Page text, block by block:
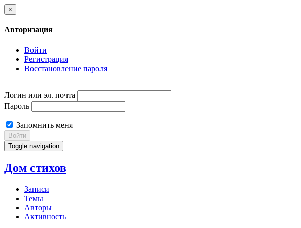
×
Авторизация
Войти
Регистрация
Восстановление пароля
Логин или эл. почта
Пароль
Запомнить меня
Войти
Toggle navigation
Дом стихов
Записи
Темы
Авторы
Активность